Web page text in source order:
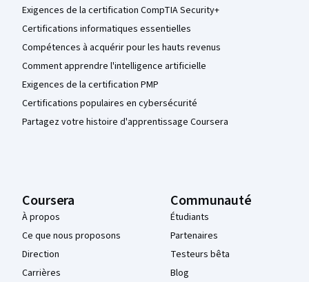
Exigences de la certification CompTIA Security+
Certifications informatiques essentielles
Compétences à acquérir pour les hauts revenus
Comment apprendre l'intelligence artificielle
Exigences de la certification PMP
Certifications populaires en cybersécurité
Partagez votre histoire d'apprentissage Coursera
Coursera
À propos
Ce que nous proposons
Direction
Carrières
Communauté
Étudiants
Partenaires
Testeurs bêta
Blog